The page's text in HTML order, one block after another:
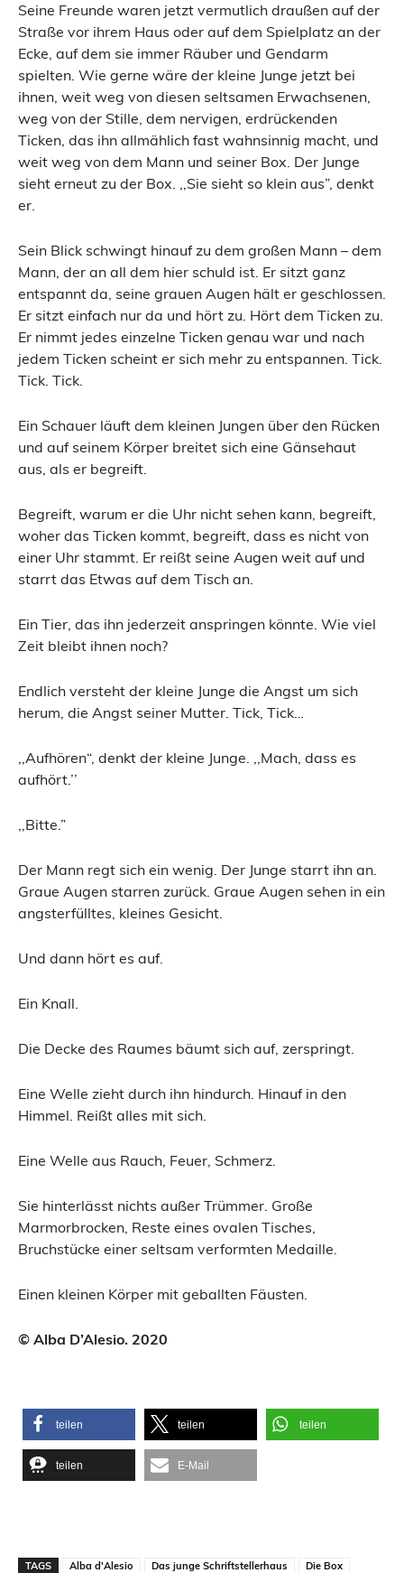
Seine Freunde waren jetzt vermutlich draußen auf der
Straße vor ihrem Haus oder auf dem Spielplatz an der
Ecke, auf dem sie immer Räuber und Gendarm
spielten. Wie gerne wäre der kleine Junge jetzt bei
ihnen, weit weg von diesen seltsamen Erwachsenen,
weg von der Stille, dem nervigen, erdrückenden
Ticken, das ihn allmählich fast wahnsinnig macht, und
weit weg von dem Mann und seiner Box. Der Junge
sieht erneut zu der Box. ,,Sie sieht so klein aus”, denkt
er.
Sein Blick schwingt hinauf zu dem großen Mann – dem
Mann, der an all dem hier schuld ist. Er sitzt ganz
entspannt da, seine grauen Augen hält er geschlossen.
Er sitzt einfach nur da und hört zu. Hört dem Ticken zu.
Er nimmt jedes einzelne Ticken genau war und nach
jedem Ticken scheint er sich mehr zu entspannen. Tick.
Tick. Tick.
Ein Schauer läuft dem kleinen Jungen über den Rücken
und auf seinem Körper breitet sich eine Gänsehaut
aus, als er begreift.
Begreift, warum er die Uhr nicht sehen kann, begreift,
woher das Ticken kommt, begreift, dass es nicht von
einer Uhr stammt. Er reißt seine Augen weit auf und
starrt das Etwas auf dem Tisch an.
Ein Tier, das ihn jederzeit anspringen könnte. Wie viel
Zeit bleibt ihnen noch?
Endlich versteht der kleine Junge die Angst um sich
herum, die Angst seiner Mutter. Tick, Tick…
,,Aufhören“, denkt der kleine Junge. ,,Mach, dass es
aufhört.’’
,,Bitte.”
Der Mann regt sich ein wenig. Der Junge starrt ihn an.
Graue Augen starren zurück. Graue Augen sehen in ein
angsterfülltes, kleines Gesicht.
Und dann hört es auf.
Ein Knall.
Die Decke des Raumes bäumt sich auf, zerspringt.
Eine Welle zieht durch ihn hindurch. Hinauf in den
Himmel. Reißt alles mit sich.
Eine Welle aus Rauch, Feuer, Schmerz.
Sie hinterlässt nichts außer Trümmer. Große
Marmorbrocken, Reste eines ovalen Tisches,
Bruchstücke einer seltsam verformten Medaille.
Einen kleinen Körper mit geballten Fäusten.
© Alba D’Alesio. 2020
teilen teilen teilen
teilen E-Mail
TAGS Alba d'Alesio Das junge Schriftstellerhaus Die Box